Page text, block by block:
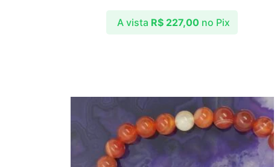
A vista R$227,00 no Pix